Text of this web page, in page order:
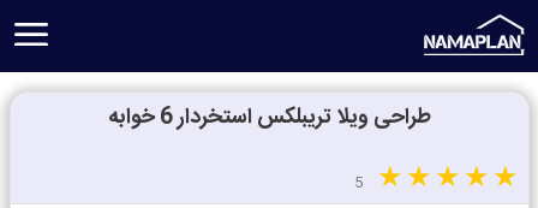
طراحی ویلا تریبلکس استخردار 6 خوابه
5